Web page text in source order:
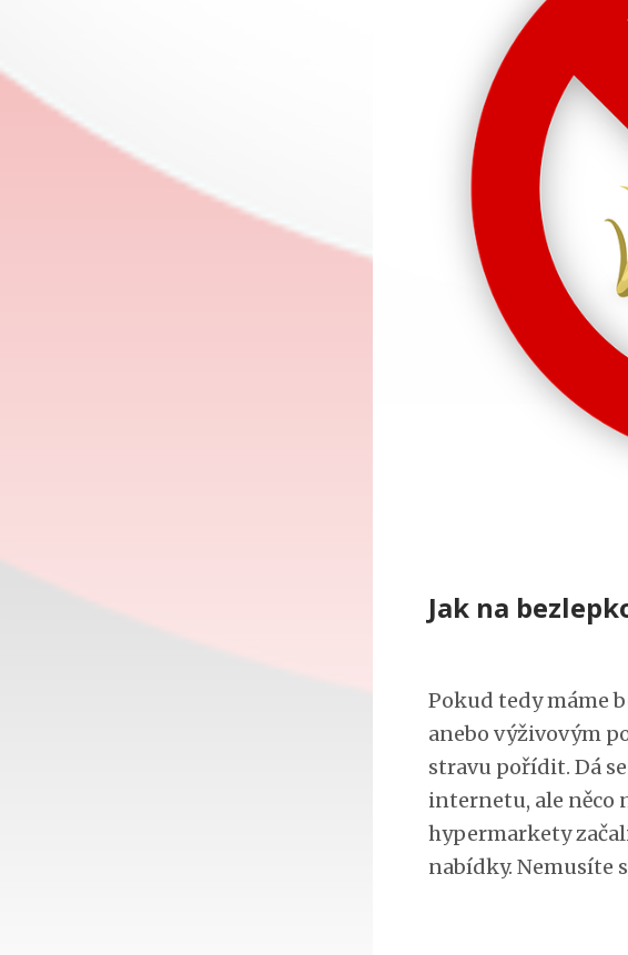
Jak na
Pokud tedy máme
anebo výživovým
stravu pořídit. Dá
internetu, ale něco
hypermarkety
nabídky. Nemusíte